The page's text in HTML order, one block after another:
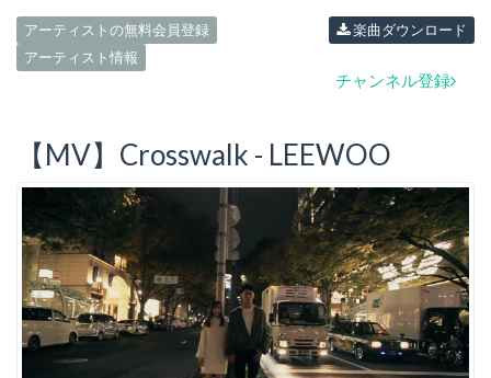
アーティストの無料会員登録
アーティスト情報
楽曲ダウンロード
チャンネル登録
【MV】Crosswalk - LEEWOO